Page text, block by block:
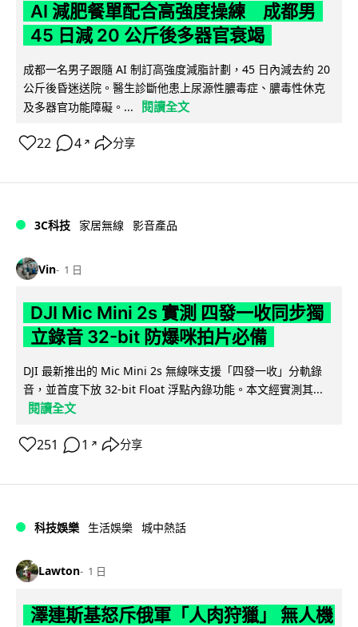
AI 減肥餐單配合高強度操練 成都男
45 日減 20 公斤後多器官衰竭
成都一名男子跟隨 AI 制訂高強度減脂計劃，45 日內減去約 20
公斤後昏迷送院。醫生診斷他患上尿源性膿毒症、膿毒性休克
及多器官功能障礙。...
閱讀全文
22 4 ↗ 分享
3C科技 家居無線 影音產品
Vin 1 日
DJI Mic Mini 2s 實測 四發一收同步獨
立錄音 32-bit 防爆咪拍片必備
DJI 最新推出的 Mic Mini 2s 無線咪支援「四發一收」分軌錄
音，並首度下放 32-bit Float 浮點內錄功能。本文經實測其...
閱讀全文
251 1 ↗ 分享
科技娛樂 生活娛樂 城中熱話
Lawton 1 日
澤連斯基怒斥俄軍「人肉狩獵」 無人機